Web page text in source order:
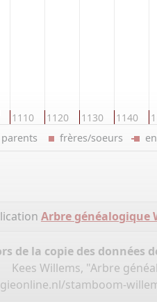
1110 1120 1130 1140
parents frères/soeurs
Arbre généalogique
de la copie des données
Kees Willems, "Arbre
stamboom-